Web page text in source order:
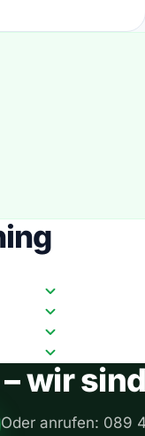
wir
Oder anrufen: 089